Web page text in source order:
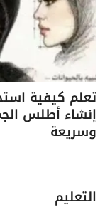
تعلم كيفية
إنشاء أطلس
وسريعة
التعليم